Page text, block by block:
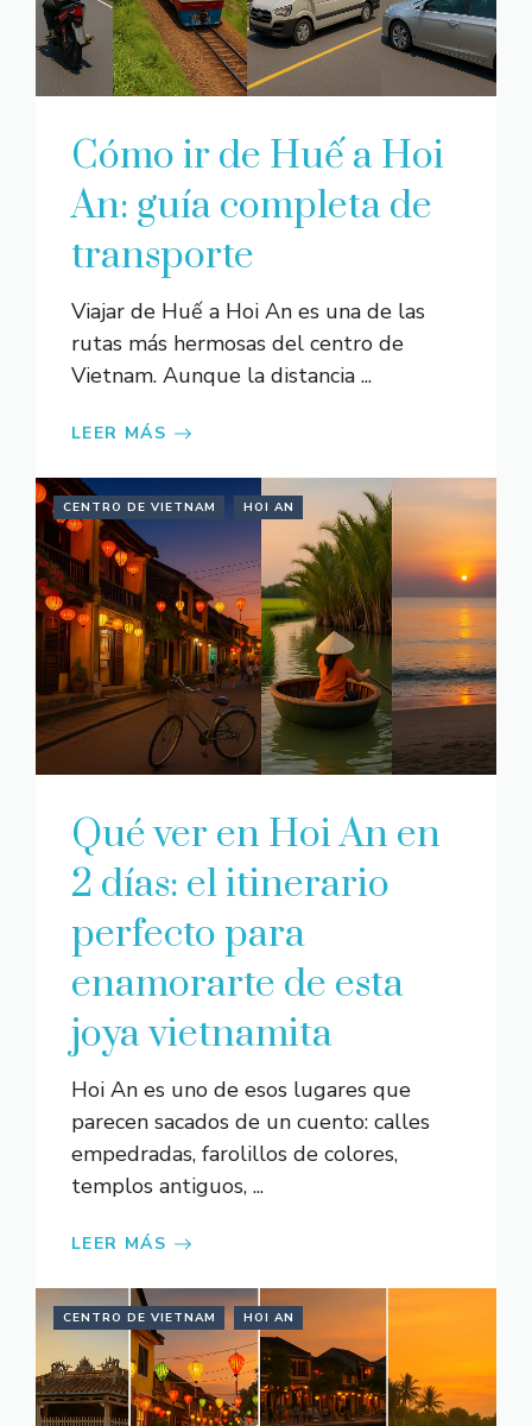
Cómo ir de Huế a Hoi
An: guía completa de
transporte
Viajar de Huế a Hoi An es una de las
rutas más hermosas del centro de
Vietnam. Aunque la distancia ...
LEER MÁS
CENTRO DE VIETNAM HOI AN
Qué ver en Hoi An en
2 días: el itinerario
perfecto para
enamorarte de esta
joya vietnamita
Hoi An es uno de esos lugares que
parecen sacados de un cuento: calles
empedradas, farolillos de colores,
templos antiguos, ...
LEER MÁS
CENTRO DE VIETNAM HOI AN